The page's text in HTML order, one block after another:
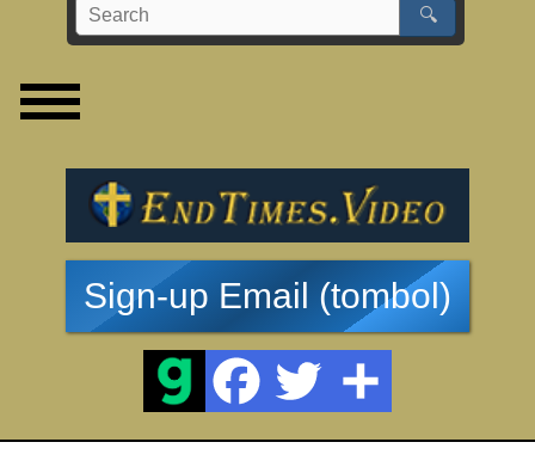
🔍
Sign-up Email (tombol)